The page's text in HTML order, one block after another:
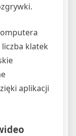
klatek
aplikacji